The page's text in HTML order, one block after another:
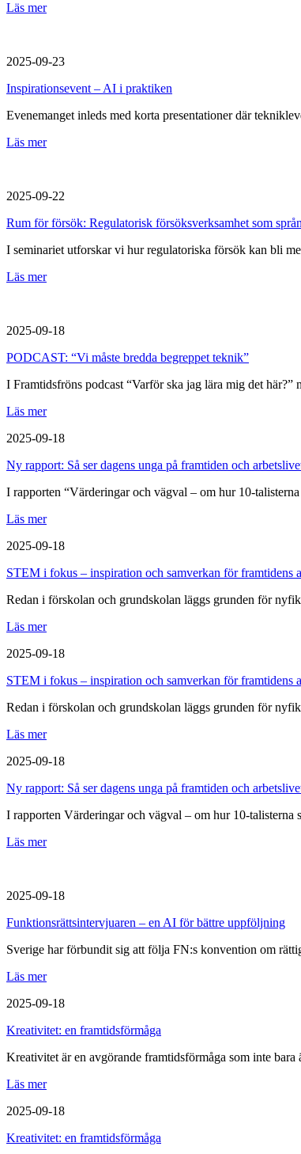
Läs mer
2025-09-23
Inspirationsevent – AI i praktiken
Evenemanget inleds med korta presentationer där
Läs mer
2025-09-22
Rum för försök: Regulatorisk försöksverksamhet som
I seminariet utforskar vi hur regulatoriska försök kan bli
Läs mer
2025-09-18
PODCAST: “Vi måste bredda begreppet teknik”
I Framtidsfröns podcast “Varför ska jag lära mig det
Läs mer
2025-09-18
Ny rapport: Så ser dagens unga på framtiden och
I rapporten “Värderingar och vägval – om hur 10-
Läs mer
2025-09-18
STEM i fokus – inspiration och samverkan för framtidens
Redan i förskolan och grundskolan läggs grunden för
Läs mer
2025-09-18
STEM i fokus – inspiration och samverkan för framtidens
Redan i förskolan och grundskolan läggs grunden för
Läs mer
2025-09-18
Ny rapport: Så ser dagens unga på framtiden och
I rapporten Värderingar och vägval – om hur 10-
Läs mer
2025-09-18
Funktionsrättsintervjuaren – en AI för bättre uppföljning
Sverige har förbundit sig att följa FN:s konvention om
Läs mer
2025-09-18
Kreativitet: en framtidsförmåga
Kreativitet är en avgörande framtidsförmåga som inte
Läs mer
2025-09-18
Kreativitet: en framtidsförmåga